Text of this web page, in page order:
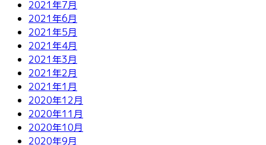
2021年7月
2021年6月
2021年5月
2021年4月
2021年3月
2021年2月
2021年1月
2020年12月
2020年11月
2020年10月
2020年9月